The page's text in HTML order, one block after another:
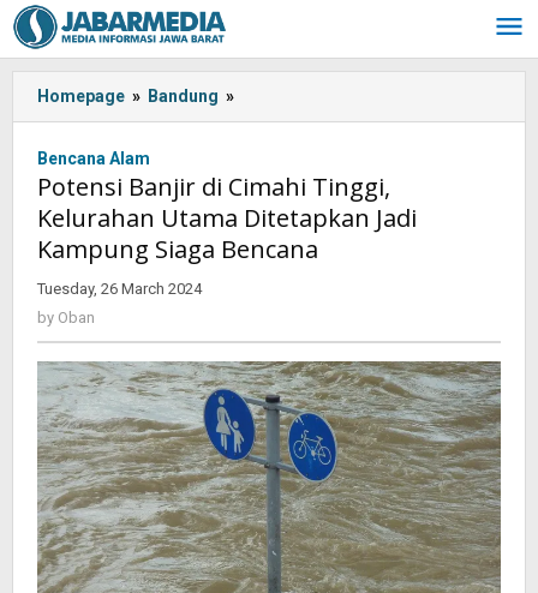
Skip
to
content
Homepage » Bandung »
Banjir
Tinggi,
Kelurahan
Utama
Siaga
Bencana
Bencana Alam
Potensi Banjir di Cimahi Tinggi,
Kelurahan Utama Ditetapkan Jadi
Kampung Siaga Bencana
Tuesday, 26 March 2024
by Oban